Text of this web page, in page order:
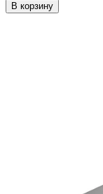
В корзину